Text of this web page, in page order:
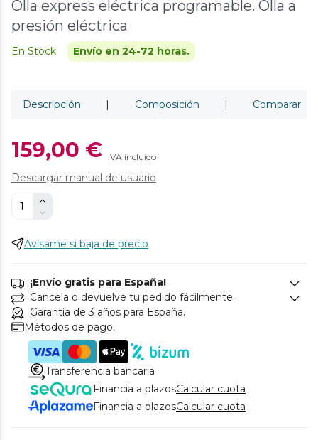
Olla express eléctrica programable. Olla a
presión eléctrica
En Stock Envío en 24-72 horas.
Descripción | Composición | Comparar
159,00 € IVA incluido
Descargar manual de usuario
Avísame si baja de precio
¡Envío gratis para España!
Cancela o devuelve tu pedido fácilmente.
Garantía de 3 años para España.
Métodos de pago.
Transferencia bancaria
Financia a plazosCalcular cuota
Financia a plazosCalcular cuota